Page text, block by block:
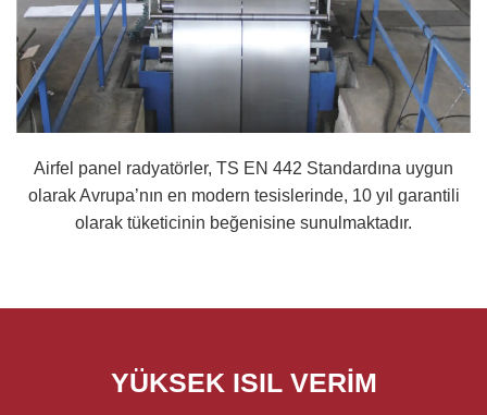
Airfel panel radyatörler, TS EN 442 Standardına uygun
olarak Avrupa’nın en modern tesislerinde, 10 yıl garantili
olarak tüketicinin beğenisine sunulmaktadır.
YÜKSEK ISIL VERİM